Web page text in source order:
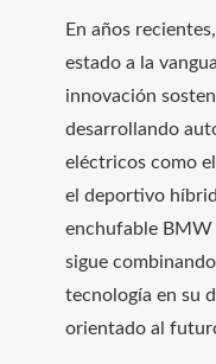
En años
estado a la
innovación
desarrollando
eléctricos como
el deportivo
enchufable BMW
sigue
tecnología en su
orientado al